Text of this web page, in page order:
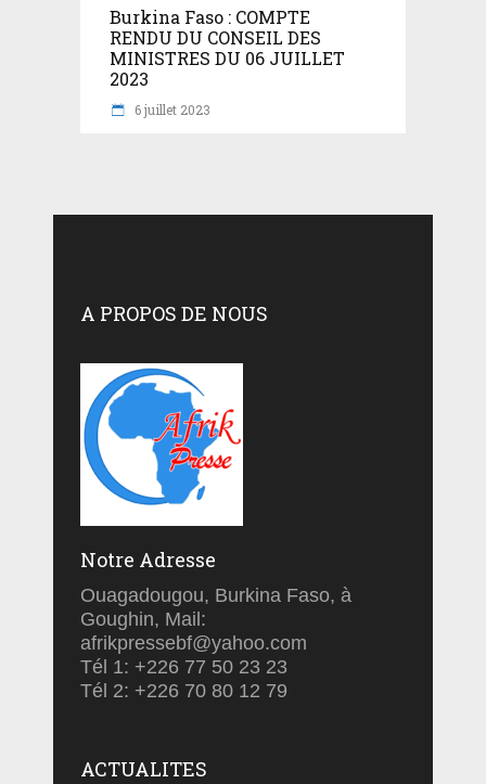
Burkina Faso : COMPTE
RENDU DU CONSEIL DES
MINISTRES DU 06 JUILLET
2023
6 juillet 2023
A PROPOS DE NOUS
Notre Adresse
Ouagadougou, Burkina Faso, à
Goughin, Mail:
afrikpressebf@yahoo.com
Tél 1: +226 77 50 23 23
Tél 2: +226 70 80 12 79
ACTUALITES